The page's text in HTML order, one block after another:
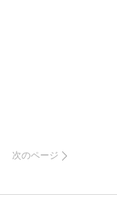
次のページ